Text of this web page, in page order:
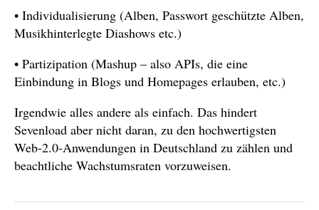
• Individualisierung (Alben, Passwort geschützte Alben,
Musikhinterlegte Diashows etc.)
• Partizipation (Mashup – also APIs, die eine
Einbindung in Blogs und Homepages erlauben, etc.)
Irgendwie alles andere als einfach. Das hindert
Sevenload aber nicht daran, zu den hochwertigsten
Web-2.0-Anwendungen in Deutschland zu zählen und
beachtliche Wachstumsraten vorzuweisen.